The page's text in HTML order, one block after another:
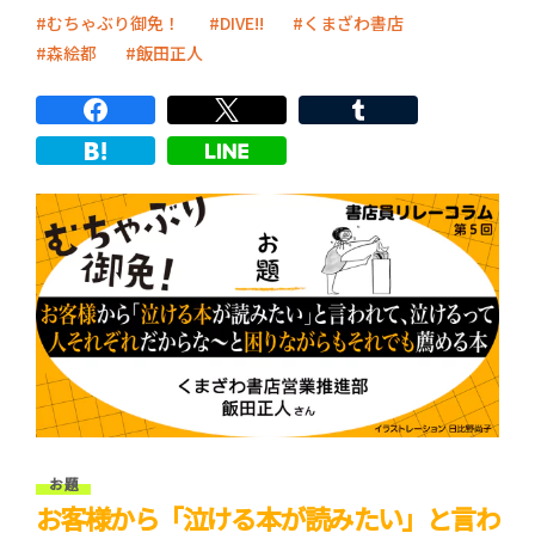
むちゃぶり御免！ DIVE!!
くまざわ書店
森絵都
飯田正人
お 題
お客様から「泣ける本が読みたい」と言わ